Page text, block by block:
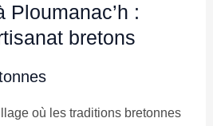
Ploumanac’h :
bretons
où les traditions bretonnes